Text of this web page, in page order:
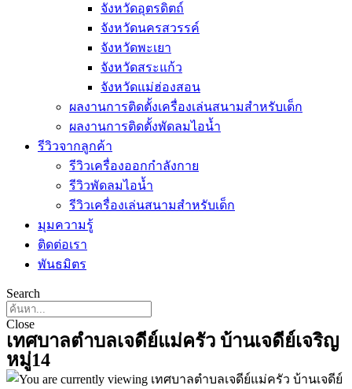
จังหวัดอุตรดิตถ์
จังหวัดนครสวรรค์
จังหวัดพะเยา
จังหวัดสระแก้ว
จังหวัดแม่ฮ่องสอน
ผลงานการติดตั้งเครื่องเล่นสนามสำหรับเด็ก
ผลงานการติดตั้งพัดลมไอน้ำ
รีวิวจากลูกค้า
รีวิวเครื่องออกกำลังกาย
รีวิวพัดลมไอน้ำ
รีวิวเครื่องเล่นสนามสำหรับเด็ก
มุมความรู้
ติดต่อเรา
พันธมิตร
Search
Close
เทศบาลตำบลเจดีย์แม่ครัว บ้านเจดีย์เจริญ
หมู่14